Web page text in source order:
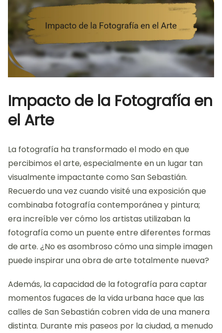
Impacto de la Fotografía en
el Arte
La fotografía ha transformado el modo en que
percibimos el arte, especialmente en un lugar tan
visualmente impactante como San Sebastián.
Recuerdo una vez cuando visité una exposición que
combinaba fotografía contemporánea y pintura;
era increíble ver cómo los artistas utilizaban la
fotografía como un puente entre diferentes formas
de arte. ¿No es asombroso cómo una simple imagen
puede inspirar una obra de arte totalmente nueva?
Además, la capacidad de la fotografía para captar
momentos fugaces de la vida urbana hace que las
calles de San Sebastián cobren vida de una manera
distinta. Durante mis paseos por la ciudad, a menudo